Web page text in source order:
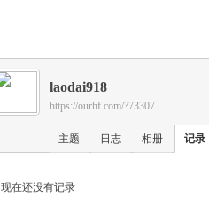
laodai918
https://ourhf.com/?73307
主题 日志 相册 记录
现在还没有记录